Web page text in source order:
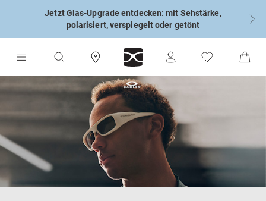
Jetzt Glas-Upgrade entdecken: mit Sehstärke,
polarisiert, verspiegelt oder getönt